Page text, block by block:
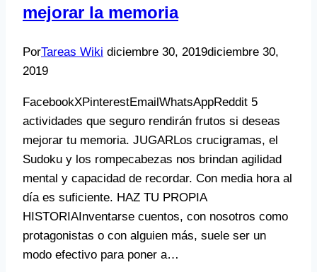
mejorar la memoria
PorTareas Wiki diciembre 30, 2019diciembre 30,
2019
FacebookXPinterestEmailWhatsAppReddit 5
actividades que seguro rendirán frutos si deseas
mejorar tu memoria. JUGARLos crucigramas, el
Sudoku y los rompecabezas nos brindan agilidad
mental y capacidad de recordar. Con media hora al
día es suficiente. HAZ TU PROPIA
HISTORIAInventarse cuentos, con nosotros como
protagonistas o con alguien más, suele ser un
modo efectivo para poner a…